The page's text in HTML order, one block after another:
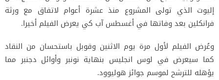
إليوت الذي تولى المشروع منذ عشرة أعوام لاتفاق مع ورثة
فرانكلين بعد وفاتها في أغسطس آب كي يعرض الفيلم أخيرا.
وعُرض الفيلم لأول مرة يوم الاثنين وقوبل باستحسان من النقاد
كما سيعرض في لوس انجليس بنهاية نونبر وأوائل دجنبر مما
يؤهله للترشح لموسم جوائز هوليوود.